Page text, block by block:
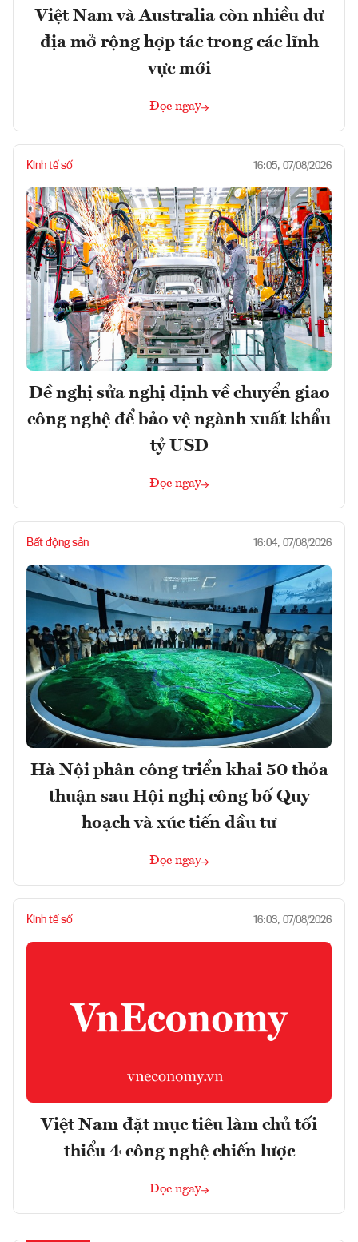
Việt Nam và Australia còn nhiều dư
địa mở rộng hợp tác trong các lĩnh
vực mới
Đọc ngay
Kinh tế số 16:05, 07/08/2026
Đề nghị sửa nghị định về chuyển giao
công nghệ để bảo vệ ngành xuất khẩu
tỷ USD
Đọc ngay
Bất động sản 16:04, 07/08/2026
Hà Nội phân công triển khai 50 thỏa
thuận sau Hội nghị công bố Quy
hoạch và xúc tiến đầu tư
Đọc ngay
Kinh tế số 16:03, 07/08/2026
Việt Nam đặt mục tiêu làm chủ tối
thiểu 4 công nghệ chiến lược
Đọc ngay